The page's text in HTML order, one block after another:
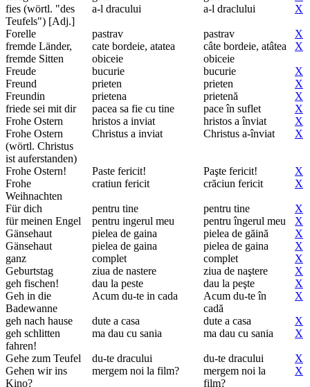
fies (wörtl. "des
Teufels") [Adj.]
a-l dracului a-l draclului X
Forelle pastrav pastrav
X
fremde Länder,
fremde Sitten
cate bordeie, atatea
obiceie
câte bordeie, atâtea
obiceie
X
Freude bucurie bucurie
X
Freund
prieten prieten
X
Freundin
prietena prietenă
X
friede sei mit dir
pacea sa fie cu tine pace în suflet
X
Frohe Ostern
hristos a inviat hristos a înviat
X
Frohe Ostern
(wörtl. Christus
ist auferstanden)
Christus a inviat Christus a-înviat X
Frohe Ostern! Paste fericit! Paşte fericit!
X
Frohe
Weihnachten
cratiun fericit crăciun fericit X
Für dich pentru tine pentru tine
X
für meinen Engel
pentru ingerul meu pentru îngerul meu
X
Gänsehaut
pielea de gaina pielea de găină
X
Gänsehaut
pielea de gaina pielea de gaina
X
ganz
complet complet
X
Geburtstag
ziua de nastere ziua de naştere
X
geh fischen!
dau la peste dau la peşte
X
Geh in die
Badewanne
Acum du-te in cada
Acum du-te în
cadă
X
geh nach hause dute a casa dute a casa
X
geh schlitten
fahren!
ma dau cu sania ma dau cu sania X
Gehe zum Teufel du-te dracului du-te dracului
X
Gehen wir ins
Kino?
mergem noi la film?
mergem noi la
film?
X